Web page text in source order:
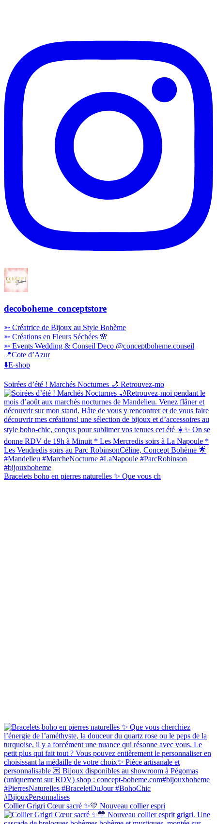
decoboheme_conceptstore
➳ Créatrice de Bijoux au Style Bohème
➳ Créations en Fleurs Séchées 🌸
➳ Events Wedding & Conseil Deco @conceptboheme.conseil
📍Cote d’Azur
⬇️E-shop
Soirées d’été ! Marchés Nocturnes 🌙 Retrouvez-mo
Bracelets boho en pierres naturelles ✨ Que vous ch
Collier Grigri Cœur sacré ✨💛 Nouveau collier espri